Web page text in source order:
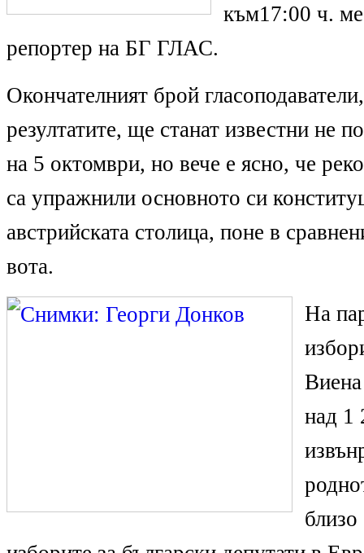
към17:00 ч.
репортер на БГ ГЛАС.
Окончателният брой
резултатите, ще станат известни не
на 5 октомври, но вече е ясно, че
са упражнили основното си
австрийската столица, поне в
вота.
На
Виена
над 1